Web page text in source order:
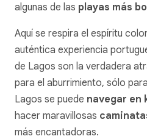
algunas de las playas más
Aquí se respira el espíritu
auténtica experiencia
de Lagos son la verdadera
para el aburrimiento, sólo
Lagos se puede navegar en
hacer maravillosas
más encantadoras.